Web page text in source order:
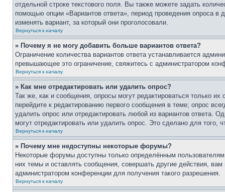
отдельной строке текстового поля. Вы также можете задать
помощью опции «Вариантов ответа», период проведения опроса в
изменять вариант, за который они проголосовали.
Вернуться к началу
» Почему я не могу добавить больше вариантов ответа?
Ограничение количества вариантов ответа устанавливается
превышающее это ограничение, свяжитесь с администратором
Вернуться к началу
» Как мне отредактировать или удалить опрос?
Так же, как и сообщения, опросы могут редактироваться только
перейдите к редактированию первого сообщения в теме; опрос
удалить опрос или отредактировать любой из вариантов ответа.
могут отредактировать или удалить опрос. Это сделано для
Вернуться к началу
» Почему мне недоступны некоторые форумы?
Некоторые форумы доступны только определённым
них темы и оставлять сообщения, совершать другие действия,
администратором конференции для получения такого разрешения.
Вернуться к началу